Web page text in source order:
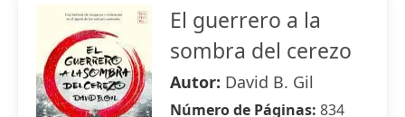
El guerrero a la
sombra del cerezo
Autor: David B. Gil
Número de Páginas: 834